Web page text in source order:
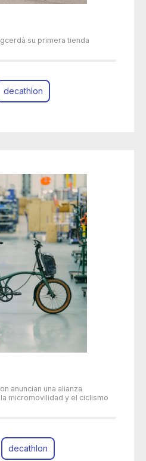
su primera tienda
decathlon
anuncian una alianza
micromovilidad y el ciclismo
decathlon